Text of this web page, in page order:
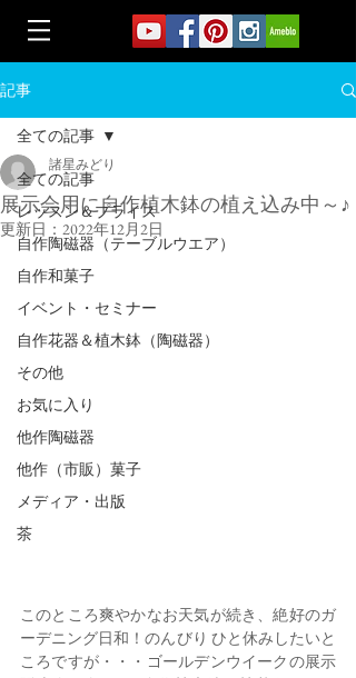
記事
全ての記事
レッスン＆プライス
自作陶磁器（テーブルウエア）
自作和菓子
イベント・セミナー
自作花器＆植木鉢（陶磁器）
その他
お気に入り
他作陶磁器
他作（市販）菓子
メディア・出版
茶
全ての記事
展示会用に自作植木鉢の植え込み中～♪
諸星みどり
更新日： 2022年12月2日
このところ爽やかなお天気が続き、絶好のガ
ーデニング日和！のんびり ひと休みしたいと
ころですが・・・ゴールデンウイークの展示